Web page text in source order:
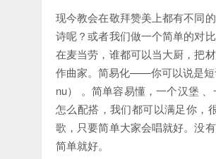
现今教会在敬拜赞美上都有不同
诗呢？或者我们做一个简单的对
在麦当劳，谁都可以当大厨，把
作曲家。简易化——你可以说是短
nu） 。简单容易懂，一个汉堡
怎么配搭，我们都可以满足你，
歌，只要简单大家会唱就好。没
简单就好。